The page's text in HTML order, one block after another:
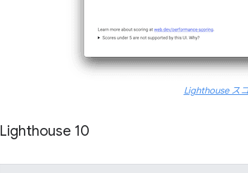
Lighthouse ス
Lighthouse 10